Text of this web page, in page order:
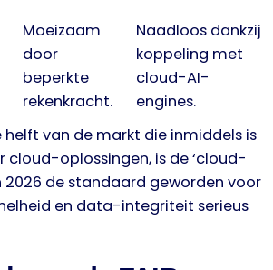
Moeizaam
door
beperkte
rekenkracht.
Naadloos dankzij
koppeling met
cloud-AI-
engines.
helft van de markt die inmiddels is
cloud-oplossingen, is de ‘cloud-
2026 de standaard geworden voor
en data-integriteit serieus